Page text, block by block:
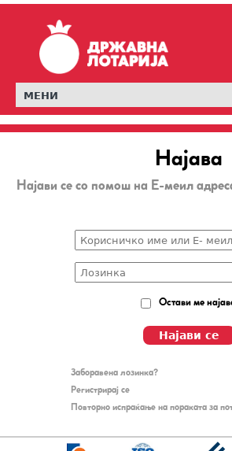
МЕНИ
Најава
Најави се со помош на Е-меил
Остави ме
Заборавена лозинка?
Регистрирај се
Повторно испраќање на пораката за